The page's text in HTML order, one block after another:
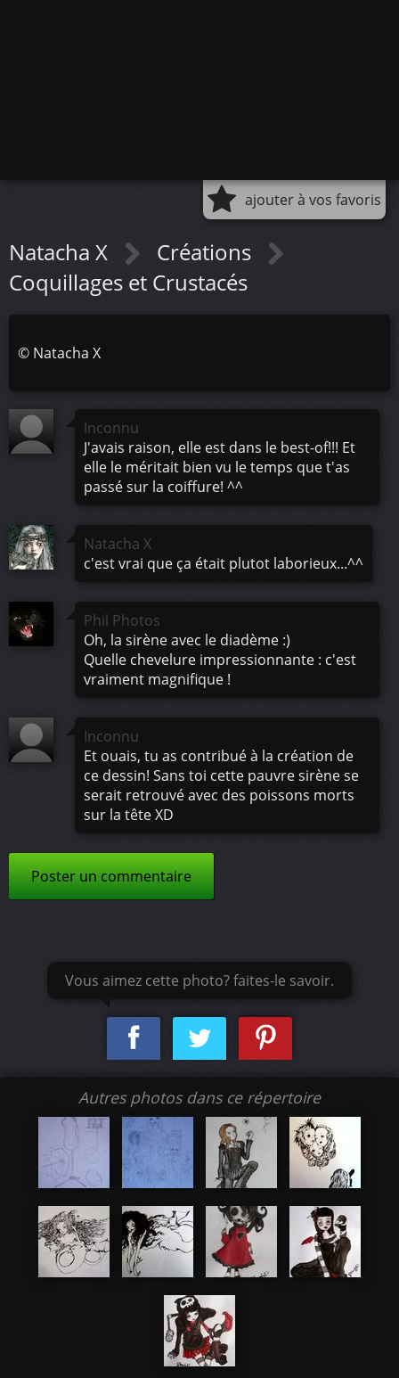
ajouter à vos favoris
Natacha X
Créations
Coquillages et Crustacés
© Natacha X
Inconnu
J'avais raison, elle est dans le best-of!!! Et
elle le méritait bien vu le temps que t'as
passé sur la coiffure! ^^
Natacha X
c'est vrai que ça était plutot laborieux...^^
Phil Photos
Oh, la sirène avec le diadème :)
Quelle chevelure impressionnante : c'est
vraiment magnifique !
Inconnu
Et ouais, tu as contribué à la création de
ce dessin! Sans toi cette pauvre sirène se
serait retrouvé avec des poissons morts
sur la tête XD
Poster un commentaire
Vous aimez cette photo? faites-le savoir.
Autres photos dans ce répertoire